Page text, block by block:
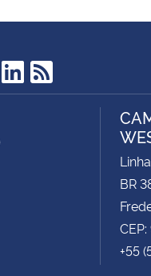
LinkedIn
RSS
BR
+55